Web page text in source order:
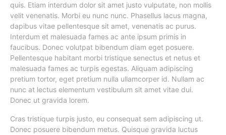
quis. Etiam interdum dolor sit amet justo vulputate, non mollis
velit venenatis. Morbi eu nunc nunc. Phasellus lacus magna,
dapibus vitae pellentesque sit amet, venenatis ac purus.
Interdum et malesuada fames ac ante ipsum primis in
faucibus. Donec volutpat bibendum diam eget posuere.
Pellentesque habitant morbi tristique senectus et netus et
malesuada fames ac turpis egestas. Aliquam adipiscing
pretium tortor, eget pretium nulla ullamcorper id. Nullam ac
nunc at lectus elementum vestibulum sit amet vitae dui.
Donec ut gravida lorem.
Cras tristique turpis justo, eu consequat sem adipiscing ut.
Donec posuere bibendum metus. Quisque gravida luctus